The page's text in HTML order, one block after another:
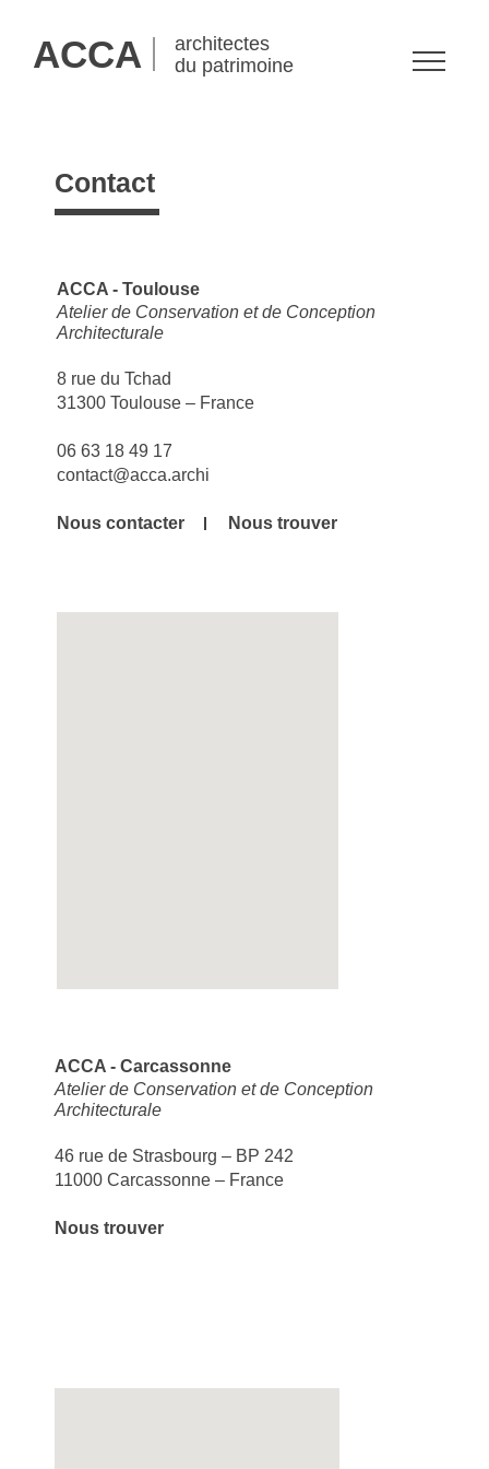
ACCA
architectes
du patrimoine
Contact
ACCA - Toulouse
Atelier de Conservation et de Conception
Architecturale
8 rue du Tchad
31300 Toulouse – France
06 63 18 49 17
contact@acca.archi
Nous contacter Nous trouver
ACCA - Carcassonne
Atelier de Conservation et de Conception
Architecturale
46 rue de Strasbourg – BP 242
11000 Carcassonne – France
Nous trouver